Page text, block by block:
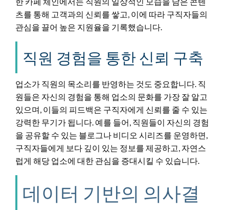
츠를 통해 고객과의 신뢰를 쌓고, 이에 따라 구직자들의
관심을 끌어 높은 지원율을 기록했습니다.
직원 경험을 통한 신뢰 구축
업소가 직원의 목소리를 반영하는 것도 중요합니다. 직
원들은 자신의 경험을 통해 업소의 문화를 가장 잘 알고
있으며, 이들의 피드백은 구직자에게 신뢰를 줄 수 있는
강력한 무기가 됩니다. 예를 들어, 직원들이 자신의 경험
을 공유할 수 있는 블로그나 비디오 시리즈를 운영하면,
구직자들에게 보다 깊이 있는 정보를 제공하고, 자연스
럽게 해당 업소에 대한 관심을 증대시킬 수 있습니다.
데이터 기반의 의사결